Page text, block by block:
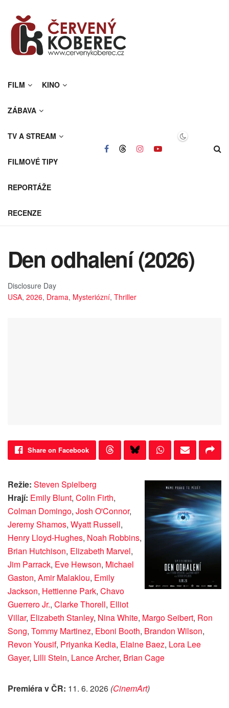
FILM KINO
ZÁBAVA
TV A STREAM
FILMOVÉ TIPY
REPORTÁŽE
RECENZE
Den odhalení (2026)
Disclosure Day
USA, 2026, Drama, Mysteriózní, Thriller
Share on Facebook
Režie: Steven Spielberg
Hrají: Emily Blunt, Colin Firth,
Colman Domingo, Josh O'Connor,
Jeremy Shamos, Wyatt Russell,
Henry Lloyd-Hughes, Noah Robbins,
Brian Hutchison, Elizabeth Marvel,
Jim Parrack, Eve Hewson, Michael
Gaston, Amir Malaklou, Emily
Jackson, Hettienne Park, Chavo
Guerrero Jr., Clarke Thorell, Elliot
Villar, Elizabeth Stanley, Nina White, Margo Seibert, Ron
Song, Tommy Martinez, Eboni Booth, Brandon Wilson,
Revon Yousif, Priyanka Kedia, Elaine Baez, Lora Lee
Gayer, Lilli Stein, Lance Archer, Brian Cage
Premiéra v ČR: 11. 6. 2026 (CinemArt)